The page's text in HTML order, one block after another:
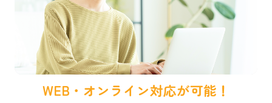
WEB・オンライン対応が可能！